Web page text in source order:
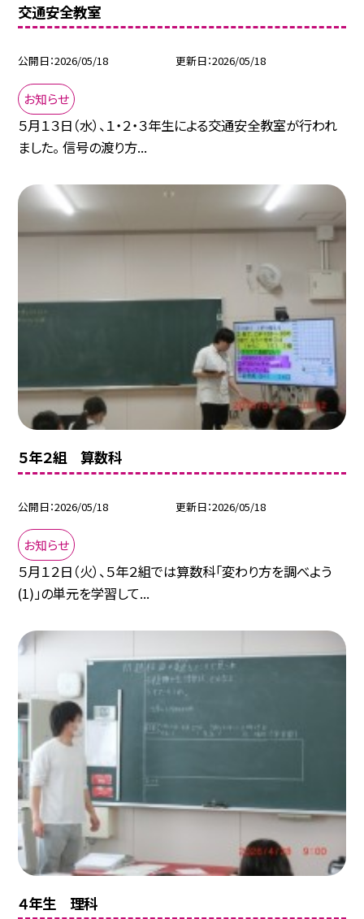
交通安全教室
公開日 2026/05/18 更新日 2026/05/18
お知らせ
５月１３日（水）、１・２・３年生による交通安全教室が行われ
ました。 信号の渡り方...
５年２組 算数科
公開日 2026/05/18 更新日 2026/05/18
お知らせ
５月１２日（火）、５年２組では算数科「変わり方を調べよう
(1)」の単元を学習して...
４年生 理科